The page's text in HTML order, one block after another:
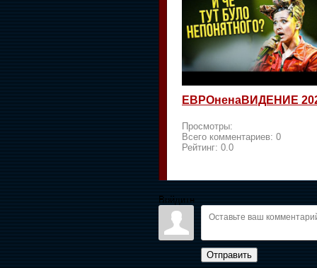
ЕВРОненаВИДЕНИЕ
Просмотры:
Всего комментариев: 0
Рейтинг: 0.0
Войдите:
Отправить